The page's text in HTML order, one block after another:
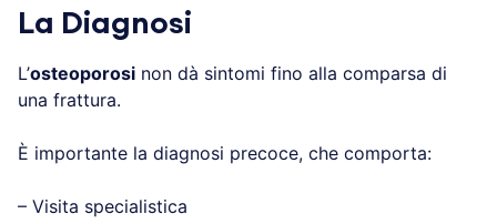
La Diagnosi
L’osteoporosi non dà sintomi fino alla comparsa di
una frattura.
È importante la diagnosi precoce, che comporta:
– Visita specialistica